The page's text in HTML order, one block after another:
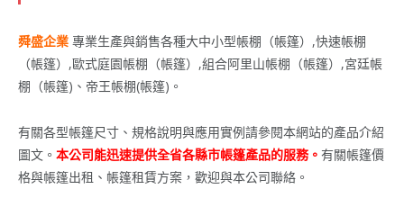
舜盛企業 專業生產與銷售各種大中小型帳棚（帳篷）,快速帳棚
（帳篷）,歐式庭園帳棚（帳篷）,組合阿里山帳棚（帳篷）,宮廷帳
棚（帳篷)、帝王帳棚(帳篷)。
有關各型帳篷尺寸、規格說明與應用實例請參閱本網站的產品介紹
圖文。 本公司能迅速提供全省各縣市帳篷產品的服務。 有關帳篷價
格與帳篷出租、帳篷租賃方案，歡迎與本公司聯絡。